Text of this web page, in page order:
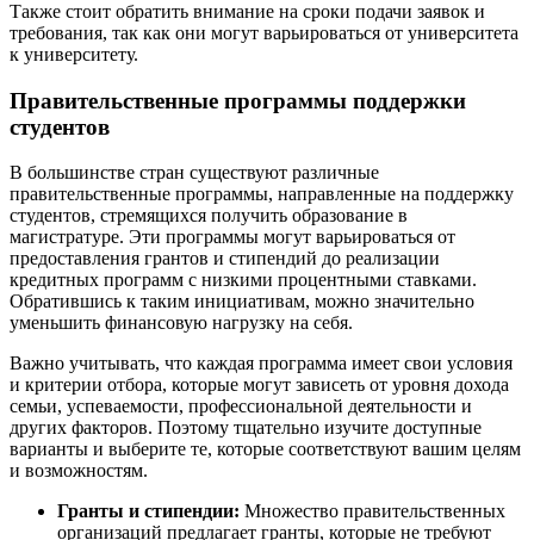
Также стоит обратить внимание на сроки подачи заявок и
требования, так как они могут варьироваться от университета
к университету.
Правительственные программы поддержки
студентов
В большинстве стран существуют различные
правительственные программы, направленные на поддержку
студентов, стремящихся получить образование в
магистратуре. Эти программы могут варьироваться от
предоставления грантов и стипендий до реализации
кредитных программ с низкими процентными ставками.
Обратившись к таким инициативам, можно значительно
уменьшить финансовую нагрузку на себя.
Важно учитывать, что каждая программа имеет свои условия
и критерии отбора, которые могут зависеть от уровня дохода
семьи, успеваемости, профессиональной деятельности и
других факторов. Поэтому тщательно изучите доступные
варианты и выберите те, которые соответствуют вашим целям
и возможностям.
Гранты и стипендии: Множество правительственных
организаций предлагает гранты, которые не требуют